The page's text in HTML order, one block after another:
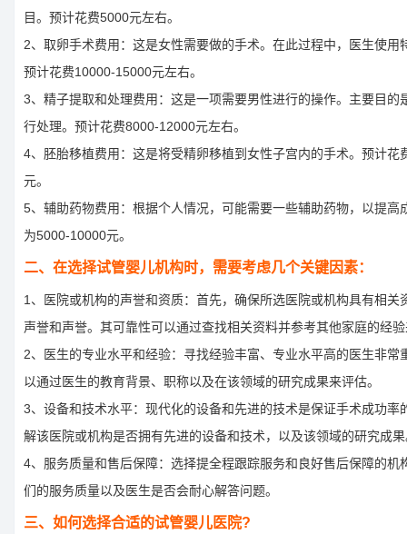
目。预计花费5000元左右。
2、取卵手术费用：这是女性需要做的手术。在此过程中，医生使用
预计花费10000-15000元左右。
3、精子提取和处理费用：这是一项需要男性进行的操作。主要目的
行处理。预计花费8000-12000元左右。
4、胚胎移植费用：这是将受精卵移植到女性子宫内的手术。预计花
元。
5、辅助药物费用：根据个人情况，可能需要一些辅助药物，以提高
为5000-10000元。
二、在选择试管婴儿机构时，需要考虑几个关键因素：
1、医院或机构的声誉和资质：首先，确保所选医院或机构具有相关
声誉和声誉。其可靠性可以通过查找相关资料并参考其他家庭的经
2、医生的专业水平和经验：寻找经验丰富、专业水平高的医生非常
以通过医生的教育背景、职称以及在该领域的研究成果来评估。
3、设备和技术水平：现代化的设备和先进的技术是保证手术成功率
解该医院或机构是否拥有先进的设备和技术，以及该领域的研究成
4、服务质量和售后保障：选择提全程跟踪服务和良好售后保障的机
们的服务质量以及医生是否会耐心解答问题。
三、如何选择合适的试管婴儿医院?